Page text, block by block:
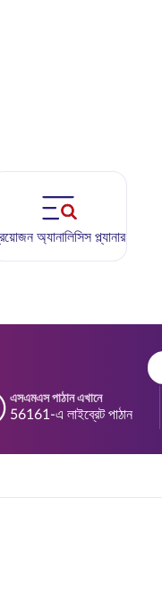
অ্যানালিসিস প্ল্যানার
এসএমএস পাঠান এখানে
56161-এ লাইব্রেট পাঠান